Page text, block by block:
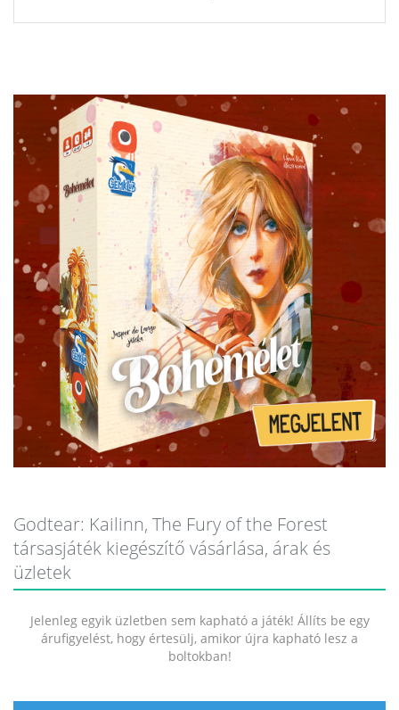
Godtear: Kailinn, The Fury of the Forest
társasjáték kiegészítő vásárlása, árak és
üzletek
Jelenleg egyik üzletben sem kapható a játék! Állíts be egy
árufigyelést, hogy értesülj, amikor újra kapható lesz a
boltokban!